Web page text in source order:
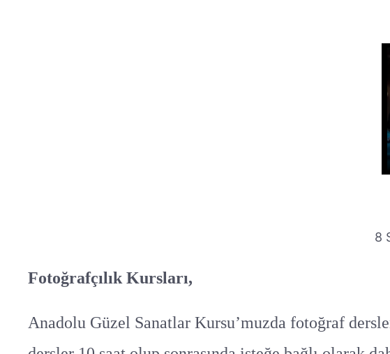
8
Fotoğrafçılık Kursları,
Anadolu Güzel Sanatlar Kursu’muzda fotoğraf